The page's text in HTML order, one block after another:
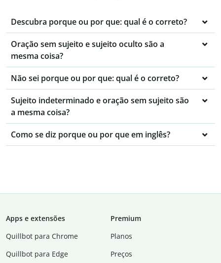
Descubra porque ou por que: qual é o correto?
Oração sem sujeito e sujeito oculto são a
mesma coisa?
Não sei porque ou por que: qual é o correto?
Sujeito indeterminado e oração sem sujeito são
a mesma coisa?
Como se diz porque ou por que em inglês?
Apps e extensões
Quillbot para Chrome
Quillbot para Edge
Premium
Planos
Preços